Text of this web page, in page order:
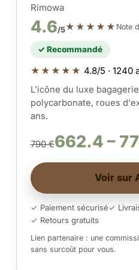
Rimowa
4.6/5★★★★★ Note
✓ Recommandé
★★★★★ 4.8/5 · 1240
L'icône du luxe
polycarbonate, roues
ans.
790 €662.4 –
Voir sur
✓ Paiement sécurisé✓
✓ Retours gratuits
Lien partenaire : une
sans surcoût pour vous.